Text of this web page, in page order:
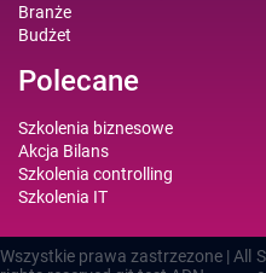
Branże
Budżet
Polecane
Szkolenia biznesowe
Akcja Bilans
Szkolenia controlling
Szkolenia IT
Wszystkie prawa zastrzezone | All